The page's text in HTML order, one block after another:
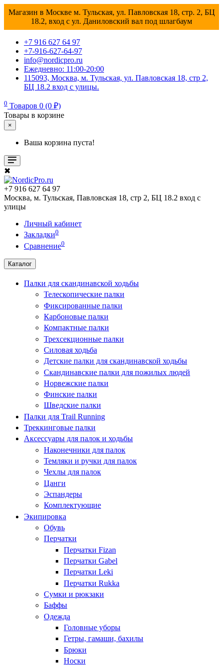
Магазин в Москве м. Тульская, ул. Павловская 18, стр. 2, БЦ
18.2, вход с ул. Даниловский вал под шлагбаум
+7 916 627 64 97
+7-916-627-64-97
info@nordicpro.ru
Ежедневно: 11:00-20:00
115093, Москва, м. Тульская, ул. Павловская 18, стр 2,
БЦ 18.2 вход с улицы.
0 Товаров 0 (0 ₽)
Товары в корзине
×
Ваша корзина пуста!
✖
+7 916 627 64 97
Москва, м. Тульская, Павловская 18, стр 2, БЦ 18.2 вход с
улицы
Личный кабинет
Закладки0
Сравнение0
Каталог
Палки для скандинавской ходьбы
Телескопические палки
Фиксированные палки
Карбоновые палки
Компактные палки
Трехсекционные палки
Силовая ходьба
Детские палки для скандинавской ходьбы
Скандинавские палки для пожилых людей
Норвежские палки
Финские палки
Шведские палки
Палки для Trail Running
Треккинговые палки
Аксессуары для палок и ходьбы
Наконечники для палок
Темляки и ручки для палок
Чехлы для палок
Цанги
Эспандеры
Комплектующие
Экипировка
Обувь
Перчатки
Перчатки Fizan
Перчатки Gabel
Перчатки Leki
Перчатки Rukka
Сумки и рюкзаки
Баффы
Одежда
Головные уборы
Гетры, гамаши, бахилы
Брюки
Носки